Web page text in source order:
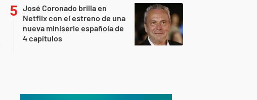
José Coronado brilla en
Netflix con el estreno de una
nueva miniserie española de
4 capítulos